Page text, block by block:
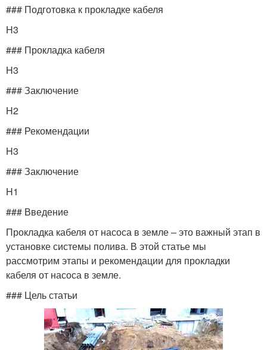
### Подготовка к прокладке кабеля
H3
### Прокладка кабеля
H3
### Заключение
H2
### Рекомендации
H3
### Заключение
H1
### Введение
Прокладка кабеля от насоса в земле – это важный этап в
установке системы полива. В этой статье мы
рассмотрим этапы и рекомендации для прокладки
кабеля от насоса в земле.
### Цель статьи